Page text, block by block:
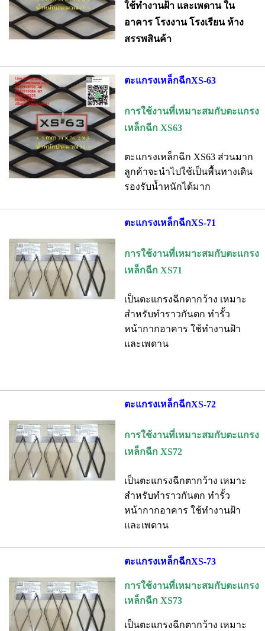
ใช้ทำงานฝ้า และเพดาน ใน
อาคาร โรงงาน โรงเรียน ห้าง
สรรพสินค้า
ตะแกรงเหล็กฉีกXS-63
การใช้งานที่เหมาะสมกับตะแกรง
เหล็กฉีก XS63
ตะแกรงเหล็กฉีก XS63 ส่วนมาก
ลูกค้าจะนำไปใช้เป็นพื้นทางเดิน
รองรับน้ำหนักได้มาก
ตะแกรงเหล็กฉีกXS-71
การใช้งานที่เหมาะสมกับตะแกรง
เหล็กฉีก XS71
เป็นตะแกรงฉีกตากว้าง เหมาะ
สำหรับทำราวกันตก ทำรั้ว
หน้ากากอาคาร ใช้ทำงานฝ้า
และเพดาน
ตะแกรงเหล็กฉีกXS-72
การใช้งานที่เหมาะสมกับตะแกรง
เหล็กฉีก XS72
เป็นตะแกรงฉีกตากว้าง เหมาะ
สำหรับทำราวกันตก ทำรั้ว
หน้ากากอาคาร ใช้ทำงานฝ้า
และเพดาน
ตะแกรงเหล็กฉีกXS-73
การใช้งานที่เหมาะสมกับตะแกรง
เหล็กฉีก XS73
เป็นตะแกรงฉีกตากว้าง เหมาะ